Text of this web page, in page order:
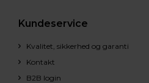
Kundeservice
Kvalitet, sikkerhed og garanti
Kontakt
B2B login